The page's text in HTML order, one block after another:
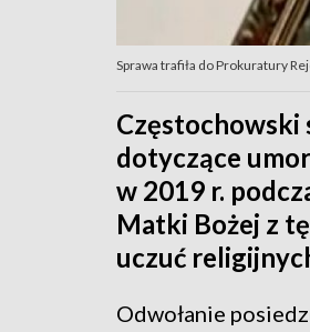
Sprawa trafiła do Prokuratury
Częstochowski
dotyczące
w 2019 r.
Matki Bożej z
uczuć
Odwołanie